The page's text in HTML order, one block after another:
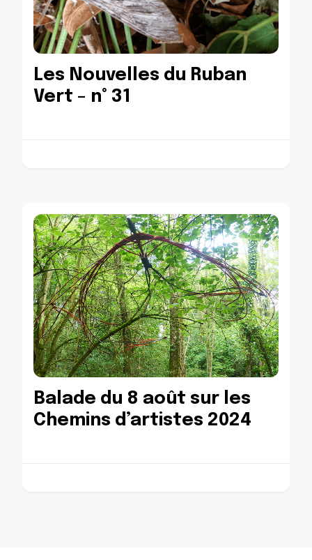
Les Nouvelles du Ruban
Vert – n° 31
Balade du 8 août sur les
Chemins d’artistes 2024